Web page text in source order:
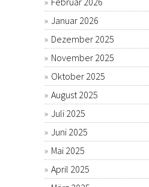
Januar 2026
Dezember 2025
November 2025
Oktober 2025
August 2025
Juli 2025
Juni 2025
Mai 2025
April 2025